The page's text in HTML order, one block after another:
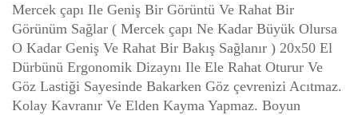
Mercek çapı Ile Geniş Bir Görüntü Ve Rahat Bir
Görünüm Sağlar ( Mercek çapı Ne Kadar Büyük Olursa
O Kadar Geniş Ve Rahat Bir Bakış Sağlanır ) 20x50 El
Dürbünü Ergonomik Dizaynı Ile Ele Rahat Oturur Ve
Göz Lastiği Sayesinde Bakarken Göz çevrenizi Acıtmaz.
Kolay Kavranır Ve Elden Kayma Yapmaz. Boyun